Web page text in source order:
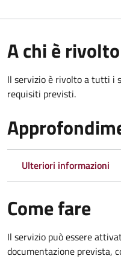
A chi è rivolto
Il servizio è rivolto a tutti i
requisiti previsti.
Ulteriori informazioni
Come fare
Il servizio può essere
documentazione prevista,